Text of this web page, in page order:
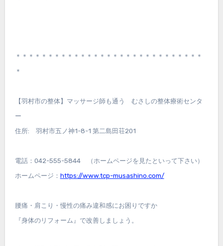
＊＊＊＊＊＊＊＊＊＊＊＊＊＊＊＊＊＊＊＊＊＊＊＊＊＊＊＊＊
＊
【羽村市の整体】マッサージ師も通う むさしの整体療術センタ
ー
住所: 羽村市五ノ神1-8-1 第二島田荘201
電話：042-555-5844 （ホームページを見たといって下さい）
ホームページ： https://www.tcp-musashino.com/
腰痛・肩こり・慢性の痛み違和感にお困りですか
『身体のリフォーム』で改善しましょう。